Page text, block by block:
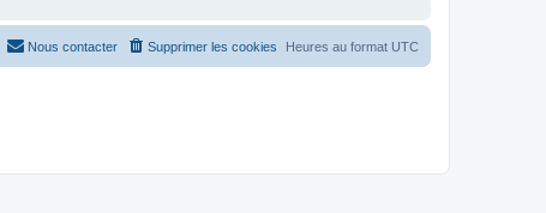
Heures au format UTC
Supprimer les cookies
Nous contacter